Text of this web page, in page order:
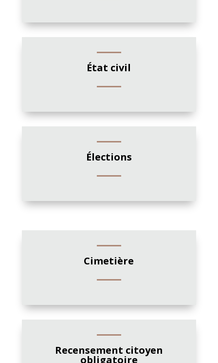
État civil
Élections
Cimetière
Recensement citoyen
obligatoire